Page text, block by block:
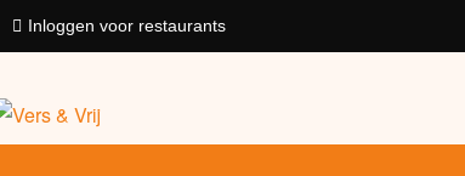
Inloggen voor restaurants